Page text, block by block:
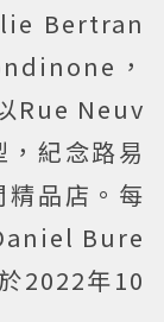
Bertran
，
Rue Neuv
紀念路易
品店。每
Bure
2022年10